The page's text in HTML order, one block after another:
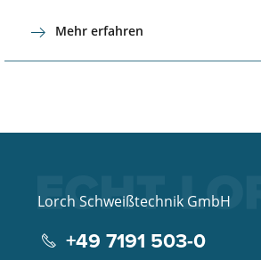
Mehr erfahren
Lorch Schweißtechnik GmbH
+49 7191 503-0